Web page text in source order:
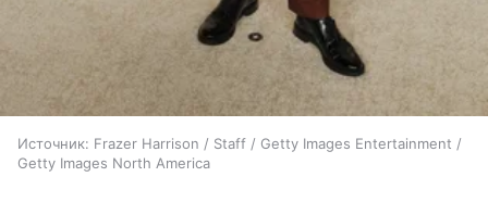
Источник: Frazer Harrison / Staff / Getty Images Entertainment /
Getty Images North America